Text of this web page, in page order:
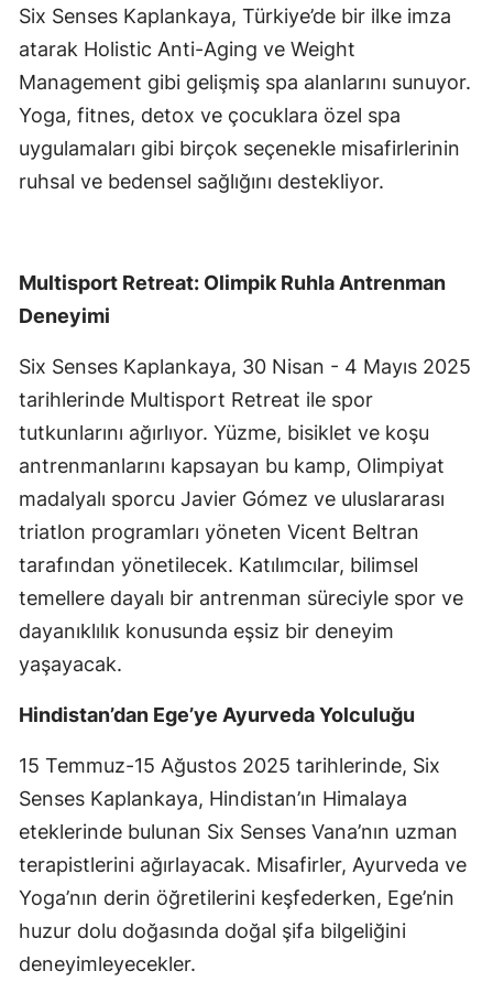
Six Senses Kaplankaya, Türkiye’de bir ilke imza
atarak Holistic Anti-Aging ve Weight
Management gibi gelişmiş spa alanlarını sunuyor.
Yoga, fitnes, detox ve çocuklara özel spa
uygulamaları gibi birçok seçenekle misafirlerinin
ruhsal ve bedensel sağlığını destekliyor.
Multisport Retreat: Olimpik Ruhla Antrenman
Deneyimi
Six Senses Kaplankaya, 30 Nisan - 4 Mayıs 2025
tarihlerinde Multisport Retreat ile spor
tutkunlarını ağırlıyor. Yüzme, bisiklet ve koşu
antrenmanlarını kapsayan bu kamp, Olimpiyat
madalyalı sporcu Javier Gómez ve uluslararası
triatlon programları yöneten Vicent Beltran
tarafından yönetilecek. Katılımcılar, bilimsel
temellere dayalı bir antrenman süreciyle spor ve
dayanıklılık konusunda eşsiz bir deneyim
yaşayacak.
Hindistan’dan Ege’ye Ayurveda Yolculuğu
15 Temmuz-15 Ağustos 2025 tarihlerinde, Six
Senses Kaplankaya, Hindistan’ın Himalaya
eteklerinde bulunan Six Senses Vana’nın uzman
terapistlerini ağırlayacak. Misafirler, Ayurveda ve
Yoga’nın derin öğretilerini keşfederken, Ege’nin
huzur dolu doğasında doğal şifa bilgeliğini
deneyimleyecekler.